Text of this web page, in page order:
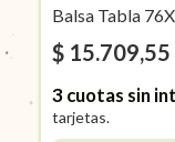
Balsa Tabla
$ 15.709,55
3cuotas sin
tarjetas.